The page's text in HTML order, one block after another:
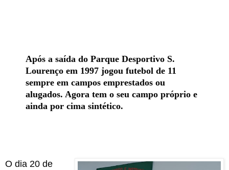
Após a saída do Parque Desportivo S.
Lourenço em 1997 jogou futebol de 11
sempre em campos emprestados ou
alugados. Agora tem o seu campo próprio e
ainda por cima sintético.
O dia 20 de